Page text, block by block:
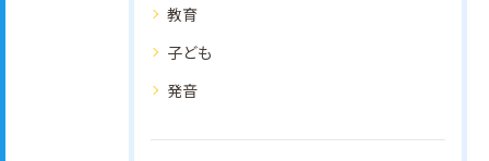
教育
子ども
発音